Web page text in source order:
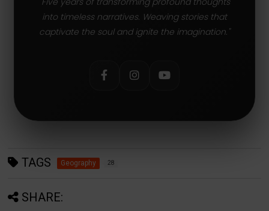
into timeless narratives. Weaving stories that
captivate the soul and ignite the imagination."
TAGS Geography 28
SHARE: